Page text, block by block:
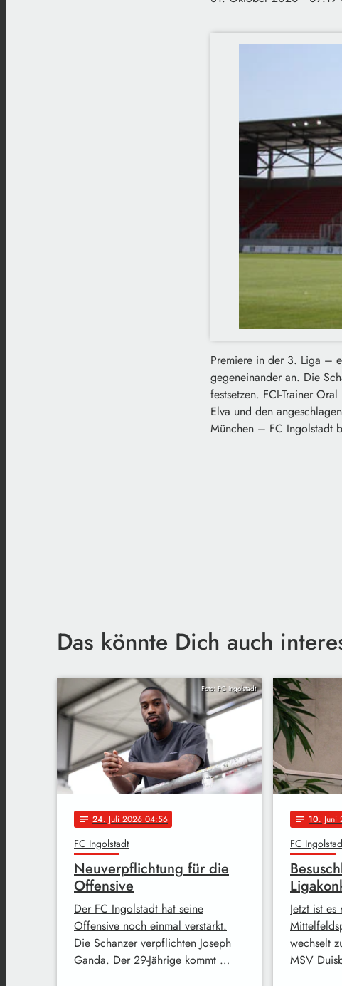
Premiere in der 3. Liga –
gegeneinander an. Die
festsetzen. FCI-Trainer
Elva und den
München – FC Ingolstadt
Das könnte Dich auch
Foto: FC Ingolstadt
notes 24. Juli 2026 04:56
FC Ingolstadt
Neuverpflichtung für die
Offensive
Der FC Ingolstadt hat seine
Offensive noch einmal verstärkt.
Die Schanzer verpflichten Joseph
Ganda. Der 29-Jährige kommt …
notes 10. Juni
FC
Jetzt ist
wechselt
MSV